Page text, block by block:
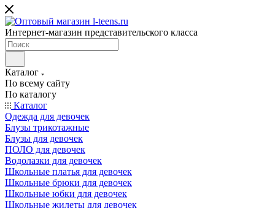
Интернет-магазин представительского класса
Каталог
По всему сайту
По каталогу
Каталог
Одежда для девочек
Блузы трикотажные
Блузы для девочек
ПОЛО для девочек
Водолазки для девочек
Школьные платья для девочек
Школьные брюки для девочек
Школьные юбки для девочек
Школьные жилеты для девочек